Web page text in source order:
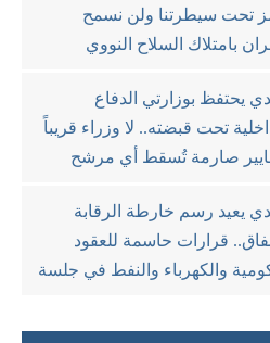
تحت سيطرتنا ولن نسمح
بامتلاك السلاح النووي
يحتفظ بوزارتي الدفاع
تحت قبضته.. لا وزراء قريباً
صارمة تُسقط أي مرشح
يعيد رسم خارطة الرقابة
قرارات حاسمة للعقود
والكهرباء والنفط في جلسة